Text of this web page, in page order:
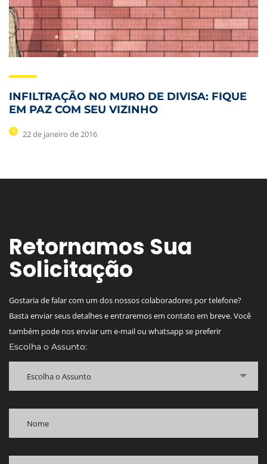
INFILTRAÇÃO NO MURO DE DIVISA: FIQUE
EM PAZ COM SEU VIZINHO
22 de janeiro de 2016
Retornamos Sua
Solicitação
Gostaria de falar com um dos nossos colaboradores por telefone?
Basta enviar seus detalhes e entraremos em contato em breve. Você
também pode nos enviar um e-mail ou whatsapp se preferir
Escolha o Assunto:
Escolha o Assunto